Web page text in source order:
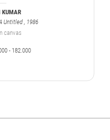
KUMAR
Untitled, 1986
canvas
- 182.000